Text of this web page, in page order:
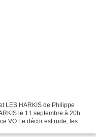
LES HARKIS de Philippe
le 11 septembre à 20h
VO Le décor est rude, les